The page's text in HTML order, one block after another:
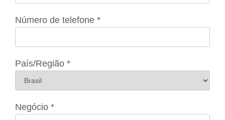
Número de telefone *
País/Região *
Negócio *